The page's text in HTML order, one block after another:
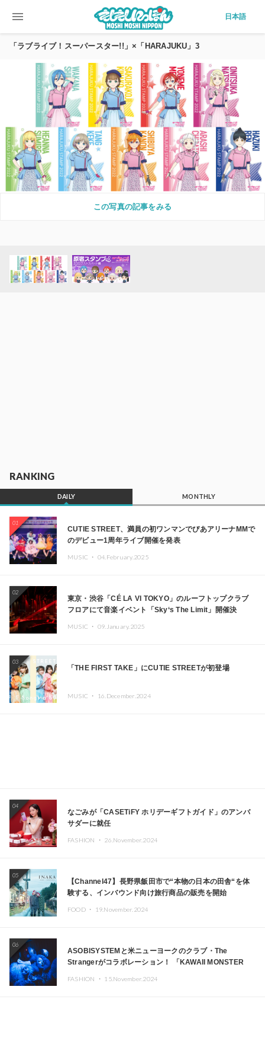
menu 日本語
「ラブライブ！スーパースター!!」×「HARAJUKU」3
この写真の記事をみる
RANKING
DAILY MONTHLY
01
CUTIE STREET、満員の初ワンマンでぴあアリーナMMで
のデビュー1周年ライブ開催を発表
MUSIC ・ 04.February.2025
02
東京・渋谷「CÉ LA VI TOKYO」のルーフトップクラブ
フロアにて音楽イベント「Sky‘s The Limit」開催決
Kza（FORCE OF NATURE）ら日本を代表するDJ・クリ
MUSIC ・ 09.January.2025
03
「THE FIRST TAKE」にCUTIE STREETが初登場
MUSIC ・ 16.December.2024
04
なごみが「CASETiFY ホリデーギフトガイド」のアンバ
サダーに就任
FASHION ・ 26.November.2024
05
【Channel47】長野県飯田市で“本物の日本の田舎“を体
験する、インバウンド向け旅行商品の販売を開始
FOOD ・ 19.November.2024
06
ASOBISYSTEMと米ニューヨークのクラブ・The
Strangerがコラボレーション！ 「KAWAII MONSTER
FASHION ・ 15.November.2024